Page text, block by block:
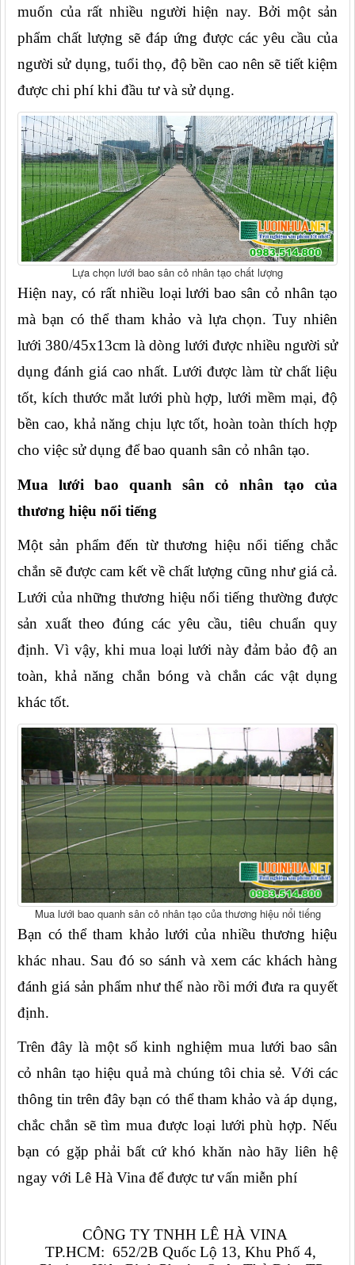
muốn của rất nhiều người hiện nay. Bởi một sản
phẩm chất lượng sẽ đáp ứng được các yêu cầu của
người sử dụng, tuổi thọ, độ bền cao nên sẽ tiết kiệm
được chi phí khi đầu tư và sử dụng.
Lựa chọn lưới bao sân cỏ nhân tạo chất lượng
Hiện nay, có rất nhiều loại lưới bao sân cỏ nhân tạo
mà bạn có thể tham khảo và lựa chọn. Tuy nhiên
lưới 380/45x13cm là dòng lưới được nhiều người sử
dụng đánh giá cao nhất. Lưới được làm từ chất liệu
tốt, kích thước mắt lưới phù hợp, lưới mềm mại, độ
bền cao, khả năng chịu lực tốt, hoàn toàn thích hợp
cho việc sử dụng để bao quanh sân cỏ nhân tạo.
Mua lưới bao quanh sân cỏ nhân tạo của
thương hiệu nổi tiếng
Một sản phẩm đến từ thương hiệu nổi tiếng chắc
chắn sẽ được cam kết về chất lượng cũng như giá cả.
Lưới của những thương hiệu nổi tiếng thường được
sản xuất theo đúng các yêu cầu, tiêu chuẩn quy
định. Vì vậy, khi mua loại lưới này đảm bảo độ an
toàn, khả năng chắn bóng và chắn các vật dụng
khác tốt.
Mua lưới bao quanh sân cỏ nhân tạo của thương hiệu nổi tiếng
Bạn có thể tham khảo lưới của nhiều thương hiệu
khác nhau. Sau đó so sánh và xem các khách hàng
đánh giá sản phẩm như thế nào rồi mới đưa ra quyết
định.
Trên đây là một số kinh nghiệm mua lưới bao sân
cỏ nhân tạo hiệu quả mà chúng tôi chia sẻ. Với các
thông tin trên đây bạn có thể tham khảo và áp dụng,
chắc chắn sẽ tìm mua được loại lưới phù hợp. Nếu
bạn có gặp phải bất cứ khó khăn nào hãy liên hệ
ngay với Lê Hà Vina để được tư vấn miễn phí
CÔNG TY TNHH LÊ HÀ VINA
TP.HCM:  652/2B Quốc Lộ 13, Khu Phố 4,